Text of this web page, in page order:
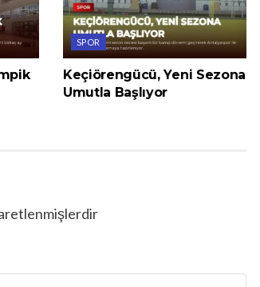
SPOR
Keçiörengücü, Yeni Sezona
Umutla Başlıyor